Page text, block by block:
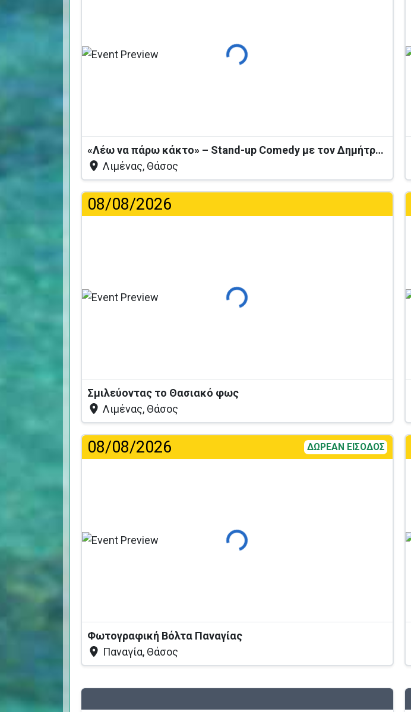
Φόρτωση...
«Λέω να πάρω κάκτο» – Stand-up Comedy με τον Δημήτρη Χριστοφορίδη
Λιμένας, Θάσος
08/08/2026
Φόρτωση...
Σμιλεύοντας το Θασιακό φως
Λιμένας, Θάσος
08/08/2026 ΔΩΡΕΑΝ ΕΙΣΟΔΟΣ
Φόρτωση...
Φωτογραφική Βόλτα Παναγίας
Παναγία, Θάσος